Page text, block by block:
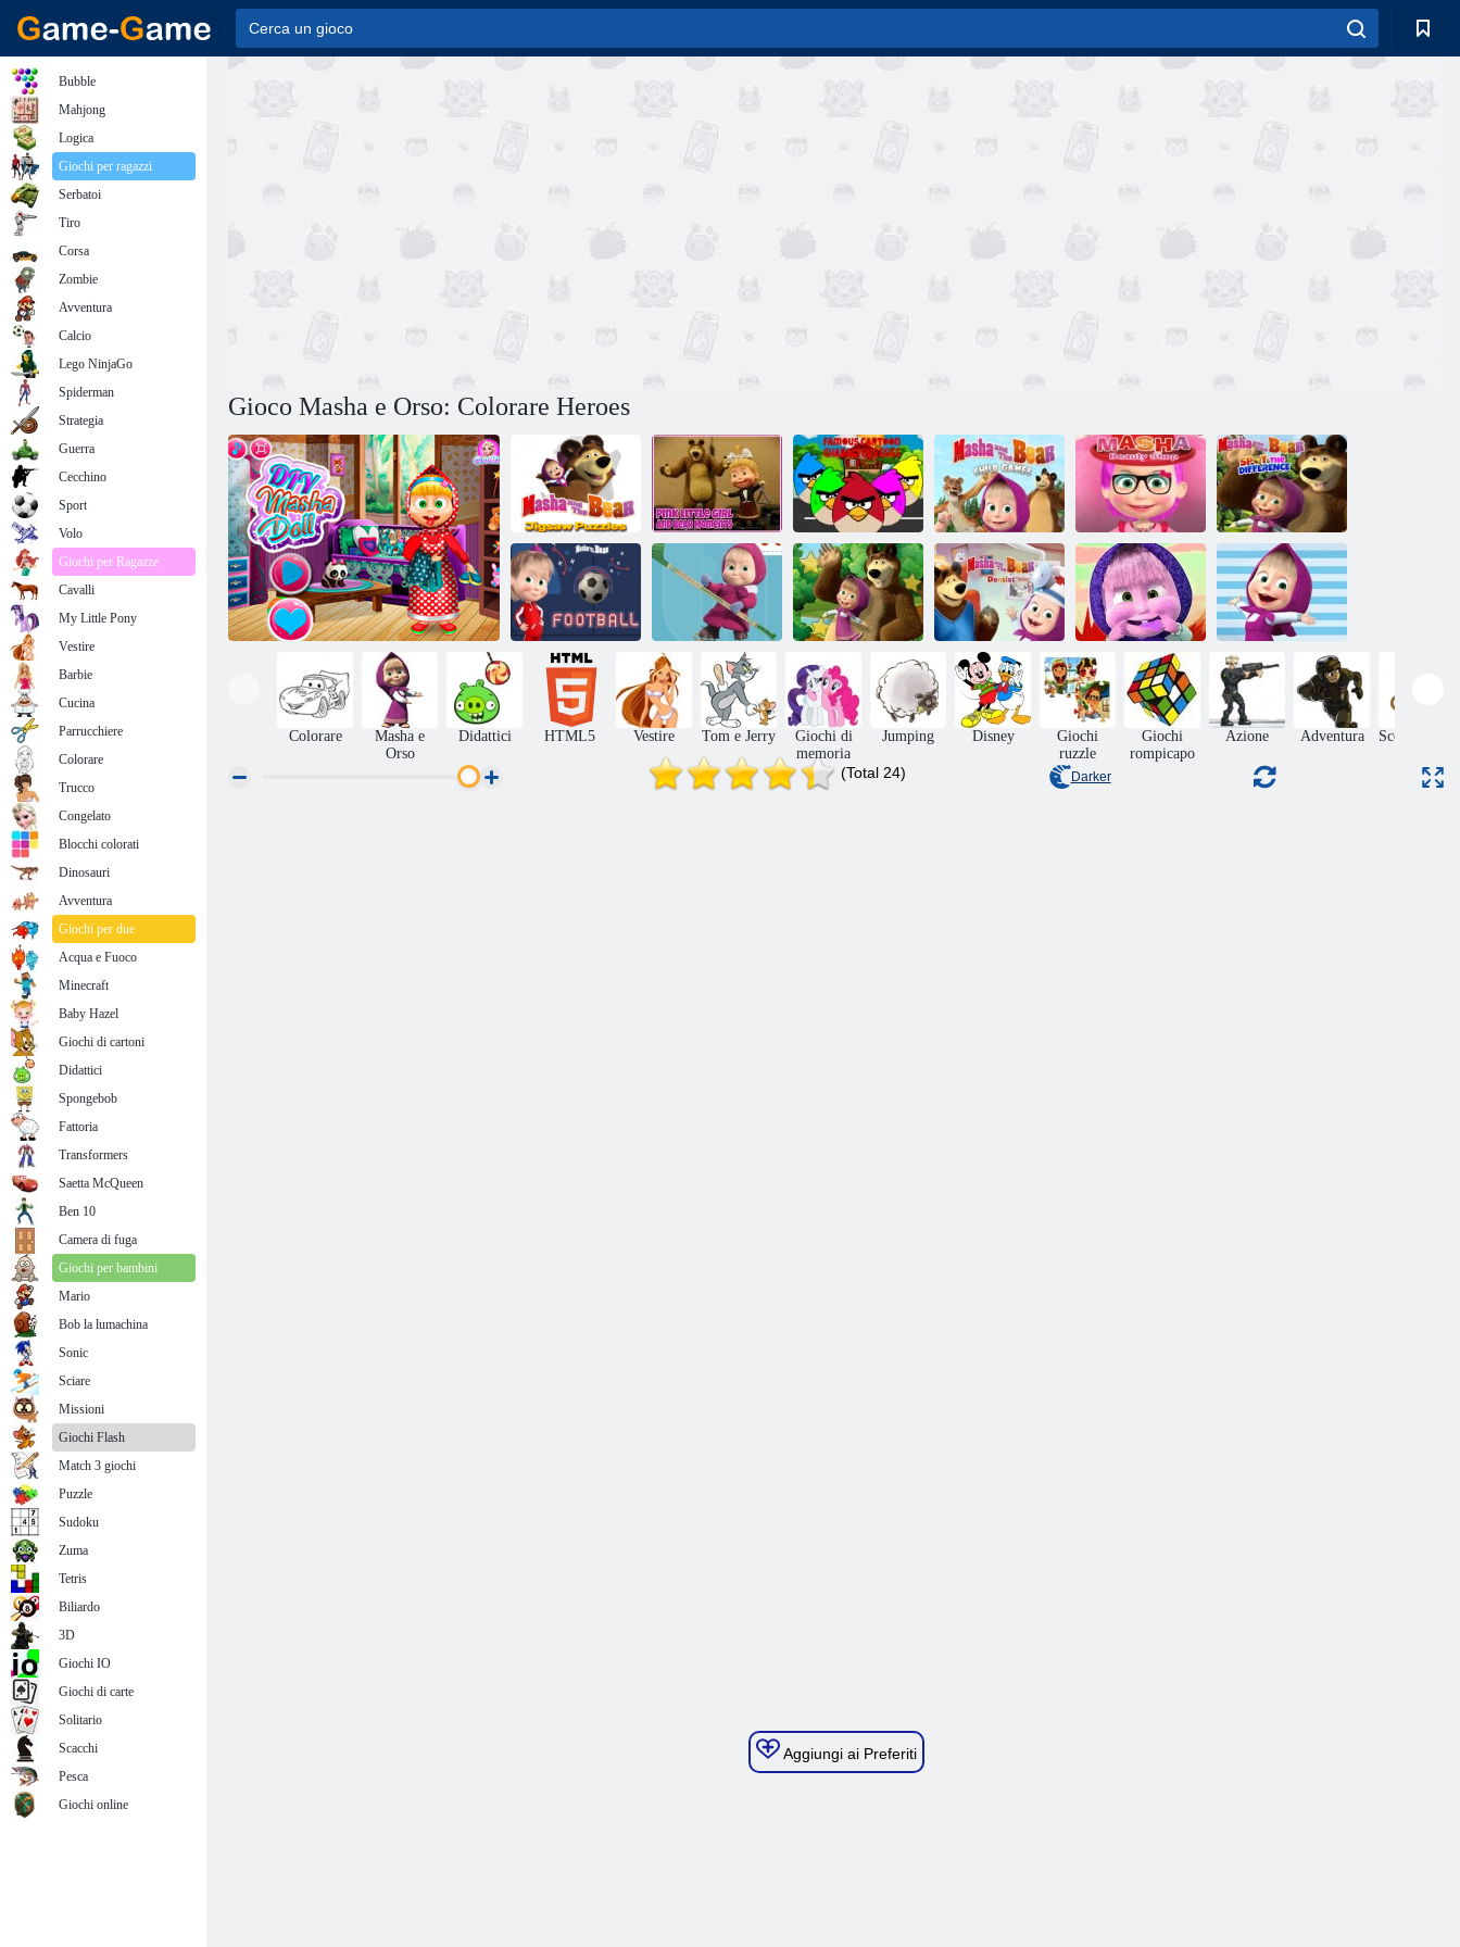
Gioco Masha e Orso: Colorare Heroes
Masha e orso
Puzzle
Momenti rosa
dell'orso e della
bambina
Personaggi dei
cartoni animati
famosi uova
Giochi per
bambini Masha
e Orso
Negozio di
bellezza Masha
Masha e l'orso
Spot La
differenza
Calcio di Masha
e Orso
Masha e l'orso
hockey
Bambina e le
stelle nascoste
dell'orso
Masha e l'orso
dentista
Sweet Girl and
Bear Memory
Challenge
Un giorno con
Masha e l'orso
Colorare
Masha e
Orso
Didattici HTML5 Vestire Tom e Jerry
Giochi di
memoria
Jumping Disney
Giochi
ruzzle
Giochi
rompicapo
Azione Adventura Scooby Doo
(Total 24) Darker
Aggiungi ai Preferiti
Bubble
Mahjong
Logica
Giochi per ragazzi
Serbatoi
Tiro
Corsa
Zombie
Avventura
Calcio
Lego NinjaGo
Spiderman
Strategia
Guerra
Cecchino
Sport
Volo
Giochi per Ragazze
Cavalli
My Little Pony
Vestire
Barbie
Cucina
Parrucchiere
Colorare
Trucco
Congelato
Blocchi colorati
Dinosauri
Avventura
Giochi per due
Acqua e Fuoco
Minecraft
Baby Hazel
Giochi di cartoni
Didattici
Spongebob
Fattoria
Transformers
Saetta McQueen
Ben 10
Camera di fuga
Giochi per bambini
Mario
Bob la lumachina
Sonic
Sciare
Missioni
Giochi Flash
Match 3 giochi
Puzzle
Sudoku
Zuma
Tetris
Biliardo
3D
Giochi IO
Giochi di carte
Solitario
Scacchi
Pesca
Giochi online